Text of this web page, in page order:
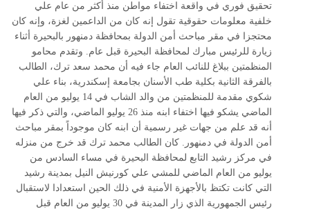
تحقيق فوري في واقعة اختفاء مواطن منذ أكثر من عام علي
خلفية معلومات حقوقية تقول إنه كان من الداعمين لغزة، وإنه كان
محتجزا في مقر مباحث أمن الدولة بمحافظة دمنهور بالبحيرة أثناء
زيارة للرئيس مبارك لمحافظة البحيرة قبل عام. وتقدم محامو
المنظمتين ببلاغ للنائب العام جاء فيه أن محمد سعد ترك، الطالب
بالفرقة الثانية بكلية طب الأسنان بجامعة إسكندرية، بناء علي
شكوي مقدمة للمنظمتين من والد الشاب في 14 يوليو من العام
الماضي يشكو فيها اختفاء ابنه منذ 26 يوليو الماضي، والتي ذكر فيها
أنه قد علم من جهات غير رسمية أن ابنه كان موجوداً بمقر مباحث
أمن الدولة في دمنهور. كان الطالب محمد ترك قد خرج من منزله
في مركز رشيد التابع لمحافظة البحيرة في مساء السادس من
يوليو من العام الماضي للمشي علي كورنيش النيل بمدينة رشيد
التي كانت تكتظ بالأجهزة الأمنية في ذلك الحين استعدادا لاستقبال
رئيس الجمهورية الذي زار المدينة في 30 يوليو من العام قبل